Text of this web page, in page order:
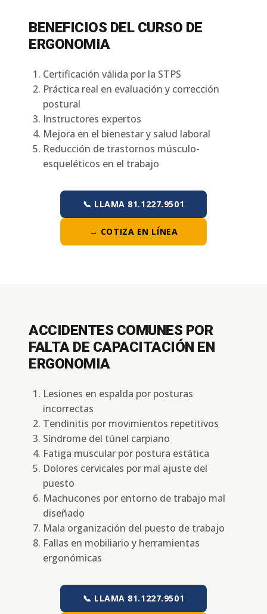
BENEFICIOS DEL CURSO DE
ERGONOMIA
Certificación válida por la STPS
Práctica real en evaluación y corrección
postural
Instructores expertos
Mejora en el bienestar y salud laboral
Reducción de trastornos músculo-
esqueléticos en el trabajo
📞 LLAMA 81.1227.9501
→ COTIZA EN LÍNEA
ACCIDENTES COMUNES POR
FALTA DE CAPACITACIÓN EN
ERGONOMIA
Lesiones en espalda por posturas
incorrectas
Tendinitis por movimientos repetitivos
Síndrome del túnel carpiano
Fatiga muscular por postura estática
Dolores cervicales por mal ajuste del
puesto
Machucones por entorno de trabajo mal
diseñado
Mala organización del puesto de trabajo
Fallas en mobiliario y herramientas
ergonómicas
📞 LLAMA 81.1227.9501